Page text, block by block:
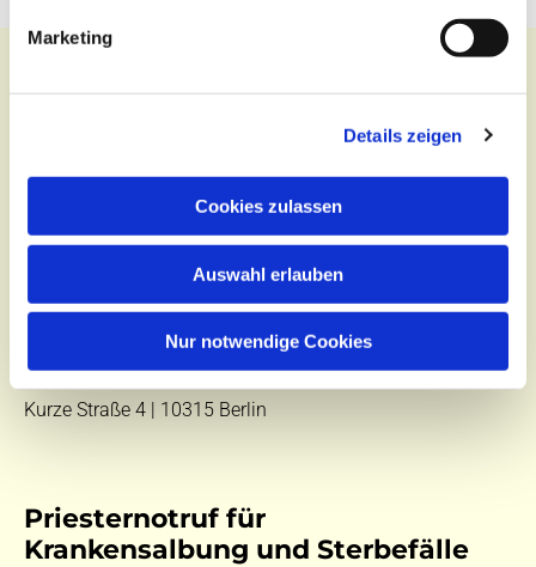
Marketing
Details zeigen
Cookies zulassen
Auswahl erlauben
Nur notwendige Cookies
Tel.:(030) 643 849 70
Besuchen Sie uns:
Di 10 - 12 Uhr |Mi 9.30 - 12 Uhr |Fr 14 - 18 Uhr
Kurze Straße 4 | 10315 Berlin
Priesternotruf für
Krankensalbung und Sterbefälle